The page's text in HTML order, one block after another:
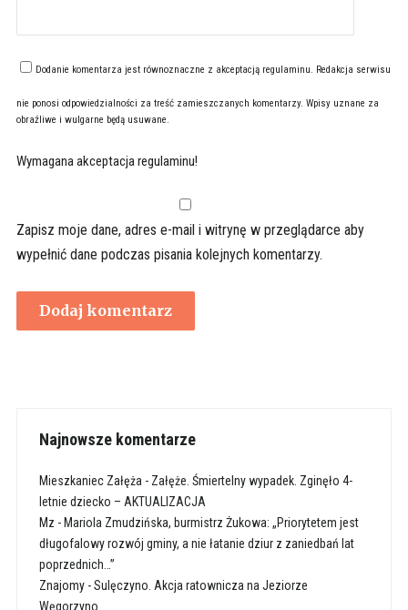
Dodanie komentarza jest równoznaczne z akceptacją regulaminu. Redakcja serwisu
nie ponosi odpowiedzialności za treść zamieszczanych komentarzy. Wpisy uznane za
obraźliwe i wulgarne będą usuwane.
Wymagana akceptacja regulaminu!
Zapisz moje dane, adres e-mail i witrynę w przeglądarce aby
wypełnić dane podczas pisania kolejnych komentarzy.
Najnowsze komentarze
Mieszkaniec Załęża - Załęże. Śmiertelny wypadek. Zginęło 4-
letnie dziecko – AKTUALIZACJA
Mz - Mariola Zmudzińska, burmistrz Żukowa: „Priorytetem jest
długofalowy rozwój gminy, a nie łatanie dziur z zaniedbań lat
poprzednich…”
Znajomy-Sulęczyno. Akcja ratownicza na Jeziorze
Węgorzyno